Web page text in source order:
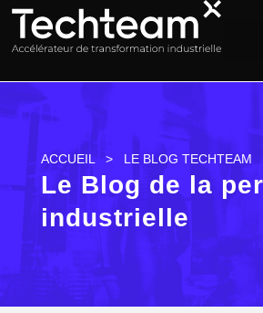
ACCUEIL > LE BLOG TECHTEAM
Le Blog de la
industrielle